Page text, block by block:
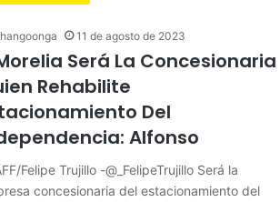
11 de agosto de 2023
Será La Concesionaria
Rehabilite
Del
Alfonso
Felipe Trujillo -@_FelipeTrujillo Será la
concesionaria del estacionamiento del